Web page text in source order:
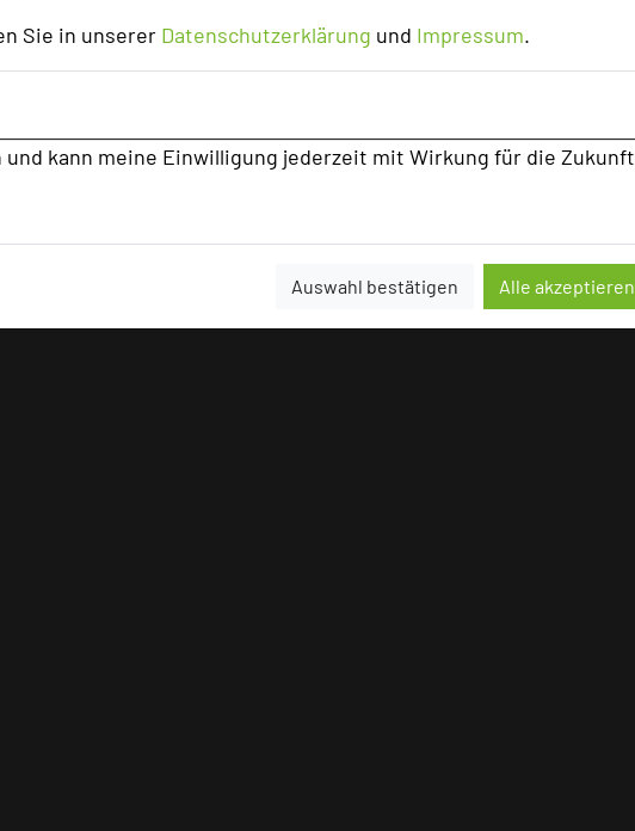
Sie in unserer Datenschutzerklärung und Impressum.
kann meine Einwilligung jederzeit mit Wirkung für die Zukunft
Auswahl bestätigen Alle akzeptieren